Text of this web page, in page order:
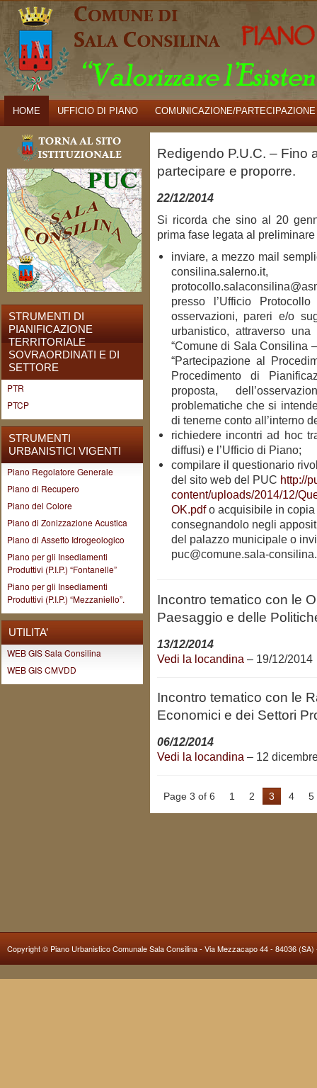
HOME UFFICIO DI PIANO COMUNICAZIONE/PARTECIPAZIONE
STRUMENTI DI
PIANIFICAZIONE
TERRITORIALE
SOVRAORDINATI E DI
SETTORE
PTR
PTCP
STRUMENTI
URBANISTICI VIGENTI
Piano Regolatore Generale
Piano di Recupero
Piano del Colore
Piano di Zonizzazione Acustica
Piano di Assetto Idrogeologico
Piano per gli Insediamenti
Produttivi (P.I.P.) “Fontanelle”
Piano per gli Insediamenti
Produttivi (P.I.P.) “Mezzaniello”.
UTILITA’
WEB GIS Sala Consilina
WEB GIS CMVDD
Redigendo P.U.C. – Fino
partecipare e proporre.
22/12/2014
Si ricorda che sino al 20
prima fase legata al
inviare, a mezzo mail
presso l’Ufficio
osservazioni, pareri e/o
urbanistico, attraverso
“Comune di Sala Consilina
“Partecipazione al
Procedimento di
proposta,
problematiche che si
di tenerne conto all’interno
richiedere incontri ad hoc
diffusi) e l’Ufficio di Piano;
compilare il questionario
del sito web del PUC http://
content/uploads/2014/12/
OK.pdfo acquisibile in copia
consegnandolo negli
del palazzo municipale o
puc@comune.sala-
Incontro tematico con le
Paesaggio e delle
13/12/2014
Vedi la locandina – 19/12/2014
Incontro tematico con le
Economici e dei Settori
06/12/2014
Vedi la locandina – 12
Page 3 of 6 1 2 3 4 5
Copyright © Piano Urbanistico Comunale Sala Consilina- Via Mezzacapo 44 - 84036